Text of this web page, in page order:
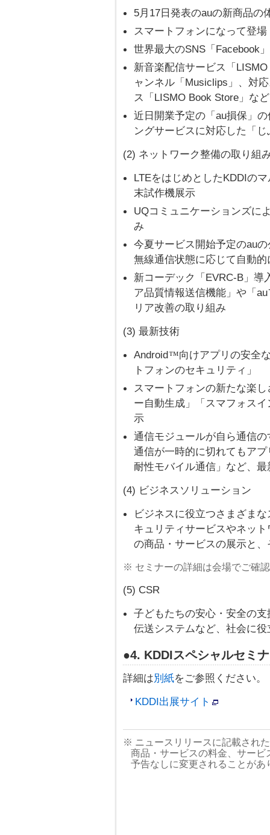
5月17日発表のauの新商品の
スマートフォンになって登場
世界最大のSNS「Facebook
新音楽配信サービス「
ャンネル「Musiclips」、対
ス「LISMO Book Store」な
近日開業予定の「au損保」
ングサービスに対応した「
(2) ネットワーク整備の取り組
LTEをはじめとしたKDDIの
末試作機展示
UQコミュニケーションズに
み
今夏サービス開始予定のau
無線通信状態に応じて自動
新コーデック「EVRC-B」導
ア品質情報送信機能」や「
リア改善の取り組み
(3) 最新技術
Android™向けアプリの安全
トフォンのセキュリティ」
スマートフォンの新たな楽
ー自動生成」「スマフォス
示
通信モジュールが自ら通信
通信が一時的に切れてもア
耐性モバイル通信」など、
(4) ビジネスソリューション
ビジネスに役立つさまざま
キュリティサービスやネッ
の商品・サービスの展示と
※ セミナーの詳細は会場でご確
(5) CSR
子どもたちの安心・安全の
伝送システムなど、社会に
●4. KDDIスペシャルセミ
詳細は別紙をご参照ください。
KDDI出展サイト
※ ニュースリリースに記載され
商品・サービスの料金、サー
予告なしに変更されることが